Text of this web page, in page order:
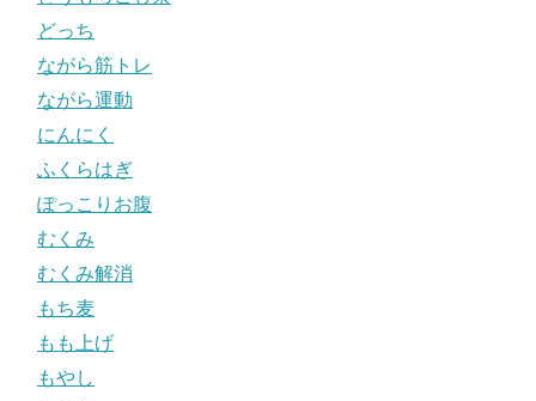
どっち
ながら筋トレ
ながら運動
にんにく
ふくらはぎ
ぽっこりお腹
むくみ
むくみ解消
もち麦
もも上げ
もやし